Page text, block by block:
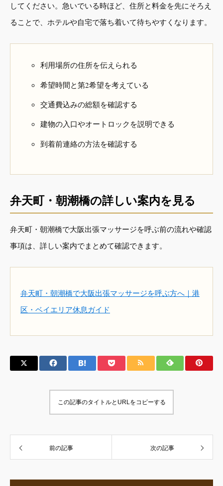
してください。急いでいる時ほど、住所と料金を先にそろえ
ることで、ホテルや自宅で落ち着いて待ちやすくなります。
利用場所の住所を伝えられる
希望時間と第2希望を考えている
交通費込みの総額を確認する
建物の入口やオートロックを説明できる
到着前連絡の方法を確認する
弁天町・朝潮橋の詳しい案内を見る
弁天町・朝潮橋で大阪出張マッサージを呼ぶ前の流れや確認
事項は、詳しい案内でまとめて確認できます。
弁天町・朝潮橋で大阪出張マッサージを呼ぶ方へ｜港
区・ベイエリア休息ガイド
この記事のタイトルとURLをコピーする
前の記事 次の記事